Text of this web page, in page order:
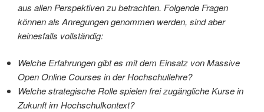
aus allen Perspektiven zu betrachten. Folgende Fragen
können als Anregungen genommen werden, sind aber
keinesfalls vollständig:
Welche Erfahrungen gibt es mit dem Einsatz von Massive
Open Online Courses in der Hochschullehre?
Welche strategische Rolle spielen frei zugängliche Kurse in
Zukunft im Hochschulkontext?